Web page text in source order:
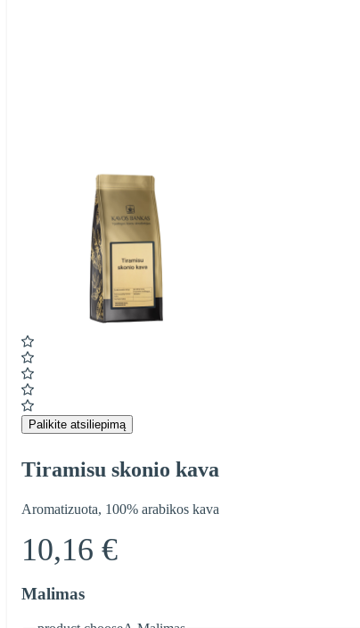
Item
Palikite atsiliepimą
Tiramisu skonio kava
Aromatizuota, 100% arabikos kava
10,16 €
Malimas